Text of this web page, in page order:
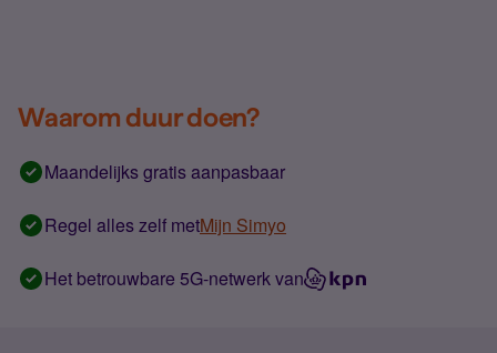
Waarom duur doen?
Maandelijks gratis aanpasbaar
Regel alles zelf metMijn Simyo
Het betrouwbare 5G-netwerk van